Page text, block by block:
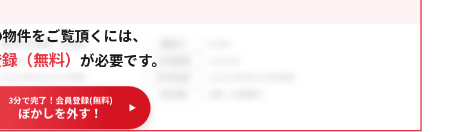
件をご覧頂くには、
（無料） が必要です。
3分で完了！会員登録(無料)
ぼかしを外す！